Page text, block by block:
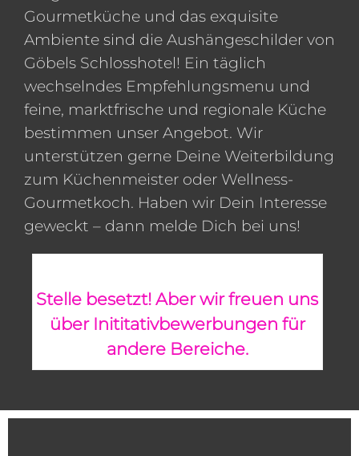
Gourmetküche und das exquisite
Ambiente sind die Aushängeschilder von
Göbels Schlosshotel! Ein täglich
wechselndes Empfehlungsmenu und
feine, marktfrische und regionale Küche
bestimmen unser Angebot. Wir
unterstützen gerne Deine Weiterbildung
zum Küchenmeister oder Wellness-
Gourmetkoch. Haben wir Dein Interesse
geweckt – dann melde Dich bei uns!
Stelle besetzt! Aber wir freuen uns
über Inititativbewerbungen für
andere Bereiche.